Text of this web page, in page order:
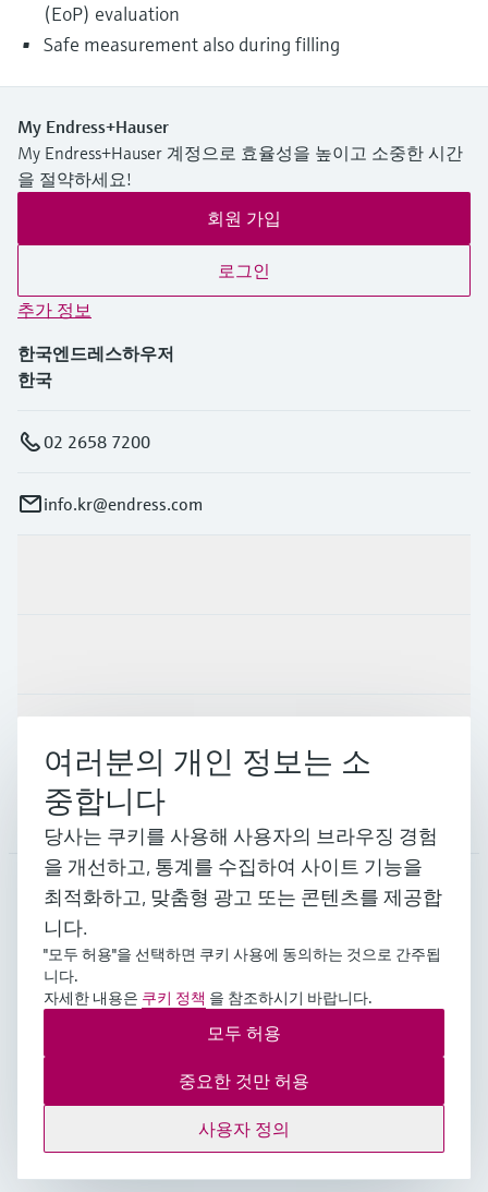
(EoP) evaluation
Safe measurement also during filling
My Endress+Hauser
My Endress+Hauser 계정으로 효율성을 높이고 소중한 시간
을 절약하세요!
회원 가입
로그인
추가 정보
한국엔드레스하우저
한국
02 2658 7200
info.kr@endress.com
회사 소개
KOR
Copyright © Endress+Hauser Group Services AG 대표이
사 : 김영석 주소 : 서울시 영등포구 여의공원로 101
CCMM 빌딩 사업자등록번호 : 109-81-52541 통신판매
업신고 : 2018-서울영등포-0400호
임프린트이용 약관Data Protection법적 일반 약관
여러분의 개인 정보는 소
중합니다
당사는 쿠키를 사용해 사용자의 브라우징 경험
을 개선하고, 통계를 수집하여 사이트 기능을
최적화하고, 맞춤형 광고 또는 콘텐츠를 제공합
니다.
"모두 허용"을 선택하면 쿠키 사용에 동의하는 것으로 간주됩
니다.
자세한 내용은 쿠키 정책 을 참조하시기 바랍니다.
사용자 정의
중요한 것만 허용
모두 허용